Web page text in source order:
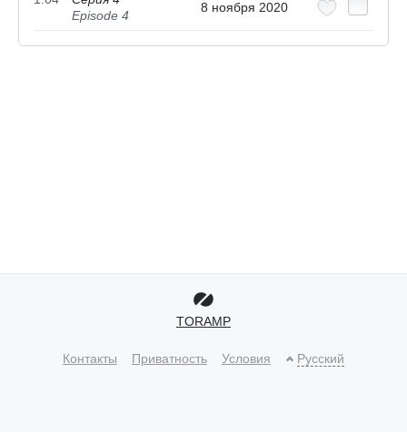
Episode 4
8 ноября 2020
TORAMP
Контакты Приватность Условия Русский